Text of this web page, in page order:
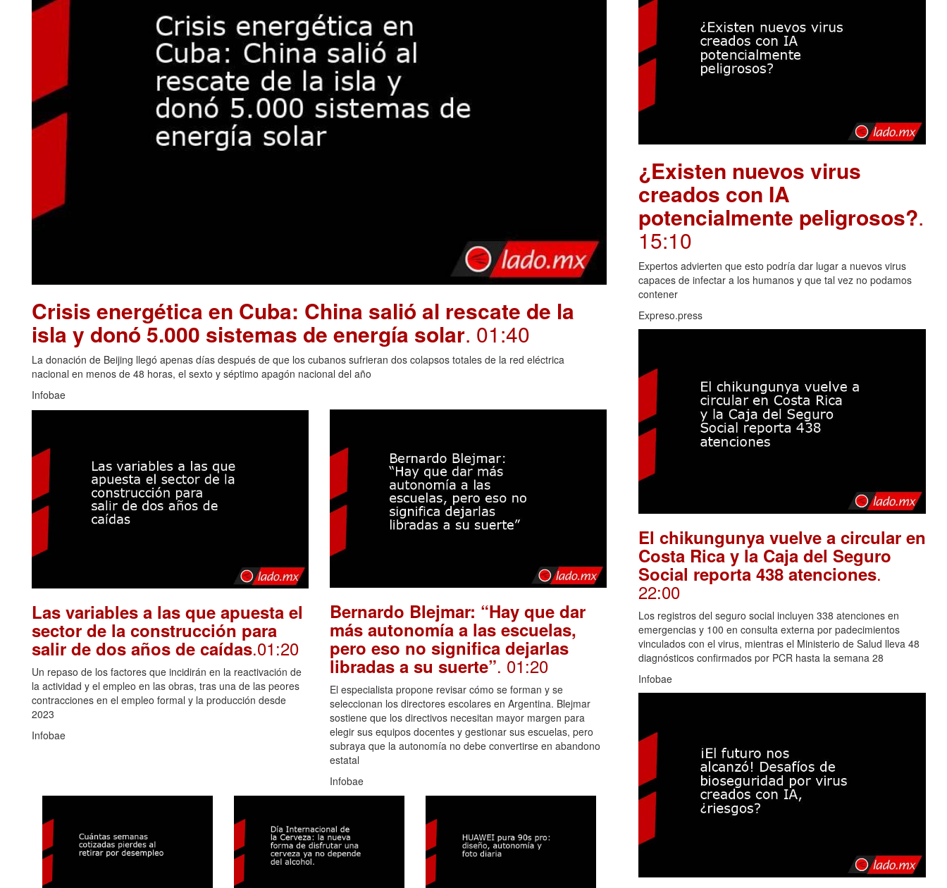
Crisis energética en Cuba: China salió al rescate de la
isla y donó 5.000 sistemas de energía solar. 01:40
La donación de Beijing llegó apenas días después de que los cubanos sufrieran dos colapsos totales de la red eléctrica
nacional en menos de 48 horas, el sexto y séptimo apagón nacional del año
Infobae
Las variables a las que apuesta el
sector de la construcción para
salir de dos años de caídas.01:20
Un repaso de los factores que incidirán en la reactivación de
la actividad y el empleo en las obras, tras una de las peores
contracciones en el empleo formal y la producción desde
2023
Infobae
Bernardo Blejmar: “Hay que dar
más autonomía a las escuelas,
pero eso no significa dejarlas
libradas a su suerte”. 01:20
El especialista propone revisar cómo se forman y se
seleccionan los directores escolares en Argentina. Blejmar
sostiene que los directivos necesitan mayor margen para
elegir sus equipos docentes y gestionar sus escuelas, pero
subraya que la autonomía no debe convertirse en abandono
estatal
Infobae
¿Existen nuevos virus
creados con IA
potencialmente peligrosos?.
15:10
Expertos advierten que esto podría dar lugar a nuevos virus
capaces de infectar a los humanos y que tal vez no podamos
contener
Expreso.press
El chikungunya vuelve a circular en
Costa Rica y la Caja del Seguro
Social reporta 438 atenciones.
22:00
Los registros del seguro social incluyen 338 atenciones en
emergencias y 100 en consulta externa por padecimientos
vinculados con el virus, mientras el Ministerio de Salud lleva 48
diagnósticos confirmados por PCR hasta la semana 28
Infobae